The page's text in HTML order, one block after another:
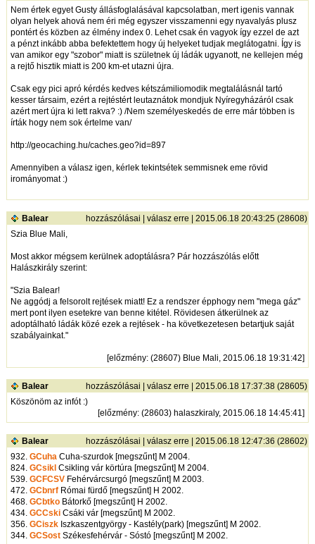
Nem értek egyet Gusty állásfoglalásával kapcsolatban, mert igenis vannak
olyan helyek ahová nem éri még egyszer visszamenni egy nyavalyás plusz
pontért és közben az élmény index 0. Lehet csak én vagyok így ezzel de azt
a pénzt inkább abba befektettem hogy új helyeket tudjak meglátogatni. Így is
van amikor egy "szobor" miatt is születnek új ládák ugyanott, ne kellejen még
a rejtő hisztik miatt is 200 km-et utazni újra.
Csak egy pici apró kérdés kedves kétszámiliomodik megtalálásnál tartó
kesser társaim, ezért a rejtéstért leutaznátok mondjuk Nyíregyházáról csak
azért mert újra ki lett rakva? :) /Nem személyeskedés de erre már többen is
írták hogy nem sok értelme van/
http://geocaching.hu/caches.geo?id=897
Amennyiben a válasz igen, kérlek tekintsétek semmisnek eme rövid
irományomat :)
Balear hozzászólásai |válasz erre | 2015.06.18 20:43:25 (28608)
Szia Blue Mali,
Most akkor mégsem kerülnek adoptálásra? Pár hozzászólás előtt
Halászkirály szerint:
"Szia Balear!
Ne aggódj a felsorolt rejtések miatt! Ez a rendszer épphogy nem "mega gáz"
mert pont ilyen esetekre van benne kitétel. Rövidesen átkerülnek az
adoptálható ládák közé ezek a rejtések - ha következetesen betartjuk saját
szabályainkat."
[előzmény: (28607) Blue Mali, 2015.06.18 19:31:42]
Balear hozzászólásai |válasz erre | 2015.06.18 17:37:38 (28605)
Köszönöm az infót :)
[előzmény: (28603) halaszkiraly, 2015.06.18 14:45:41]
Balear hozzászólásai |válasz erre | 2015.06.18 12:47:36 (28602)
932.GCuha Cuha-szurdok [megszűnt] M 2004.
824.GCsikl Csikling vár körtúra [megszűnt] M 2004.
539.GCFCSV Fehérvárcsurgó [megszűnt] M 2003.
472.GCbnrf Római fürdő [megszűnt] H 2002.
468.GCbtko Bátorkő [megszűnt] H 2002.
434.GCCski Csáki vár [megszűnt] M 2002.
356.GCiszk Iszkaszentgyörgy - Kastély(park) [megszűnt] M 2002.
344.GCSost Székesfehérvár - Sóstó [megszűnt] M 2002.